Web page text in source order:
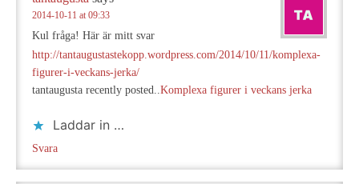
2014-10-11 at 09:33
Kul fråga! Här är mitt svar
http://tantaugustastekopp.wordpress.com/2014/10/11/komplexa-
figurer-i-veckans-jerka/
tantaugusta recently posted..Komplexa figurer i veckans jerka
Laddar in …
Svara